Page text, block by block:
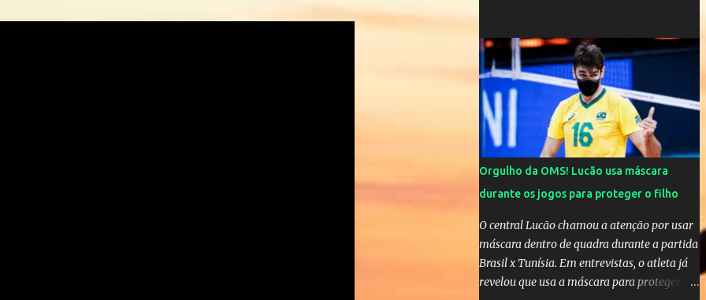
de outubro. A relação chegou ao fim após
cinco anos e houve rumores de uma suposta
traição do canto...
Orgulho da OMS! Lucão usa máscara
durante os jogos para proteger o filho
O central Lucão chamou a atenção por usar
máscara dentro de quadra durante a partida
Brasil x Tunísia. Em entrevistas, o atleta já
revelou que usa a máscara para proteger seu